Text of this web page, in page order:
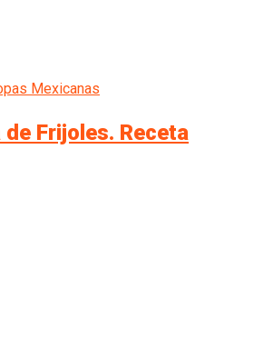
Mexicanas
Frijoles. Receta